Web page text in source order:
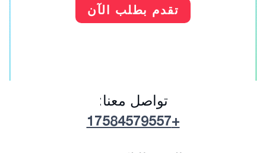
تقدم بطلب الآن
تواصل معنا:
+17584579557